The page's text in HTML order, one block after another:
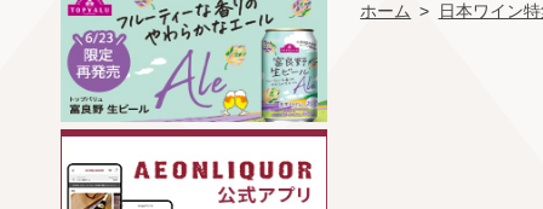
ホーム > 日本ワイン